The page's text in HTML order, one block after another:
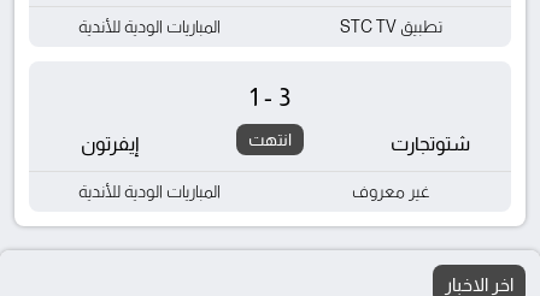
تطبيق STC TV المباريات الودية للأندية
شتوتجارت
1-3
انتهت إيفرتون
غير معروف المباريات الودية للأندية
اخر الاخبار